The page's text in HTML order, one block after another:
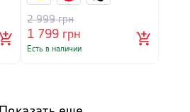
1 799 грн
2 999грн
Есть в наличии